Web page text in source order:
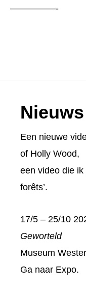
—————-
Footer
Nieuws
Een nieuwe
of Holly Wood,
een video die ik
forêts’.
17/5 – 25/10
Geworteld
Museum
Ga naar Expo.